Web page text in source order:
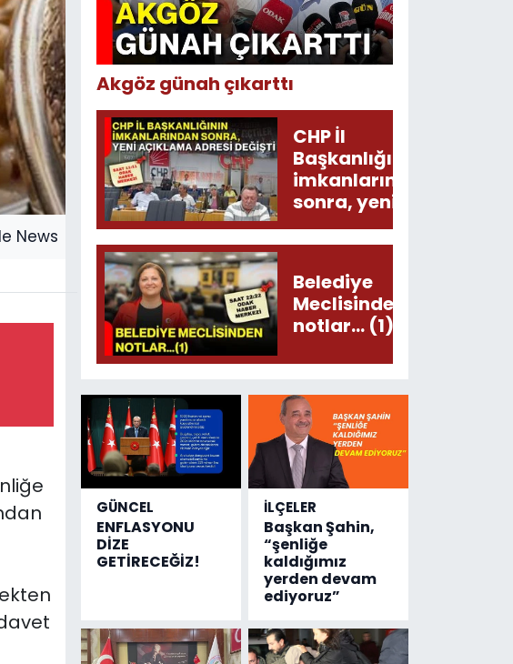
Akgöz günah çıkarttı
CHP İl
Başkanlığının
imkanlarından
sonra, yeni
açıklama
adresi değişti!
Belediye
Meclisinden
notlar... (1)
GÜNCEL
ENFLASYONU
DİZE
GETİRECEĞİZ!
İLÇELER
Başkan Şahin,
“şenliğe
kaldığımız
yerden devam
ediyoruz”